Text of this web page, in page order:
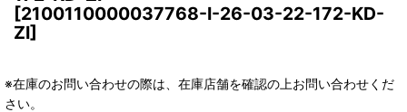
[2100110000037768-I-26-03-22-172-KD-
ZI]
※在庫のお問い合わせの際は、在庫店舗を確認の上お問い合わせくだ
さい。